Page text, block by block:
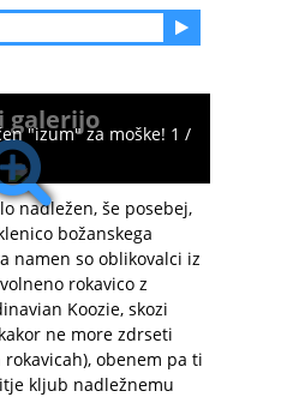
galerijo
"izum" za moške! 1 /
nadležen, še posebej,
božanskega
namen so oblikovalci iz
rokavico z
Koozie, skozi
ne more zdrseti
obenem pa ti
kljub nadležnemu